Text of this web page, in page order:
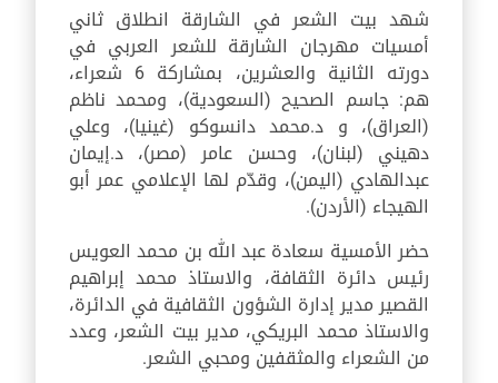
شهد بيت الشعر في الشارقة انطلاق ثاني
أمسيات مهرجان الشارقة للشعر العربي في
دورته الثانية والعشرين، بمشاركة 6 شعراء،
هم: جاسم الصحيح (السعودية)، ومحمد ناظم
(العراق)، و د.محمد دانسوكو (غينيا)، وعلي
دهيني (لبنان)، وحسن عامر (مصر)، د.إيمان
عبدالهادي (اليمن)، وقدّم لها الإعلامي عمر أبو
الهيجاء (الأردن).
حضر الأمسية سعادة عبد الله بن محمد العويس
رئيس دائرة الثقافة، والاستاذ محمد إبراهيم
القصير مدير إدارة الشؤون الثقافية في الدائرة،
والاستاذ محمد البريكي، مدير بيت الشعر، وعدد
من الشعراء والمثقفين ومحبي الشعر.